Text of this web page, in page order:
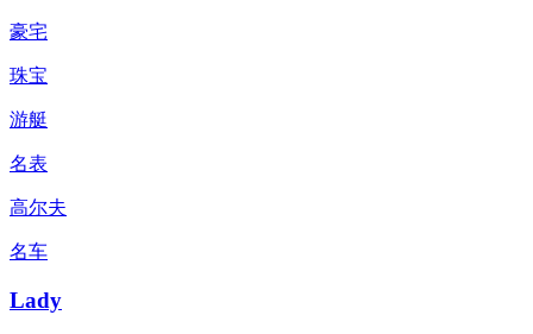
豪宅
珠宝
游艇
名表
高尔夫
名车
Lady